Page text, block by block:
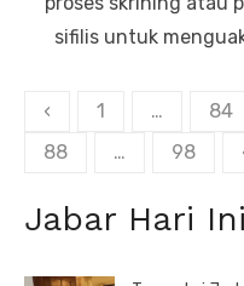
sifilis untuk
Paginasi
pos
‹ 1 … 84
88
… 98
Jabar Hari Ini